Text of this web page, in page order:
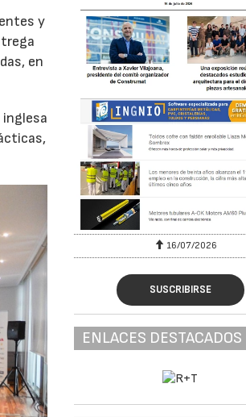
y
en
SUSCRIBIRSE
ENLACES DESTACADOS